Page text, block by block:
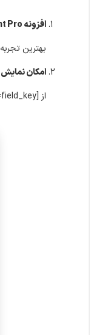
افزونه ACF Frontend Form Element Pro بدون نیاز به کدنویسی
بهترین
امکان
از [frontend_admin field=field_key] برای نمایش آسان هر مقدار فیلد استفاده کنید.